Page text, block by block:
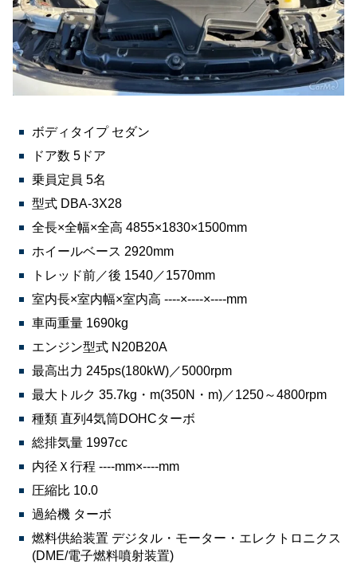
ボディタイプ セダン
ドア数 5ドア
乗員定員 5名
型式 DBA-3X28
全長×全幅×全高 4855×1830×1500mm
ホイールベース 2920mm
トレッド前／後 1540／1570mm
室内長×室内幅×室内高 ----×----×----mm
車両重量 1690kg
エンジン型式 N20B20A
最高出力 245ps(180kW)／5000rpm
最大トルク 35.7kg・m(350N・m)／1250～4800rpm
種類 直列4気筒DOHCターボ
総排気量 1997cc
内径Ｘ行程 ----mm×----mm
圧縮比 10.0
過給機 ターボ
燃料供給装置 デジタル・モーター・エレクトロニクス
(DME/電子燃料噴射装置)